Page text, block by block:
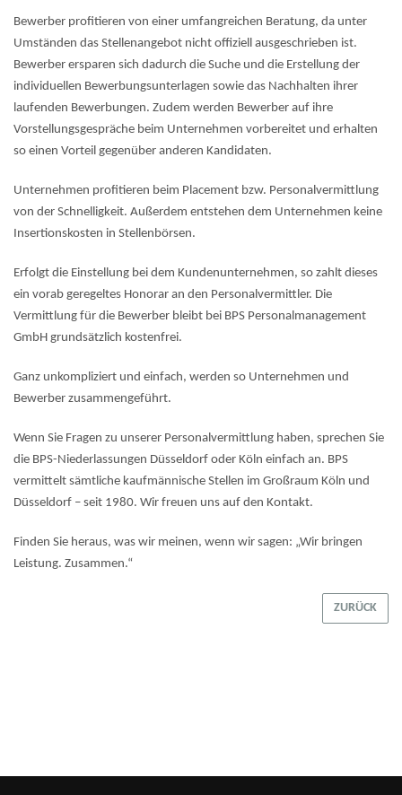
Bewerber profitieren von einer umfangreichen Beratung, da unter
Umständen das Stellenangebot nicht offiziell ausgeschrieben ist.
Bewerber ersparen sich dadurch die Suche und die Erstellung der
individuellen Bewerbungsunterlagen sowie das Nachhalten ihrer
laufenden Bewerbungen. Zudem werden Bewerber auf ihre
Vorstellungsgespräche beim Unternehmen vorbereitet und erhalten
so einen Vorteil gegenüber anderen Kandidaten.
Unternehmen profitieren beim Placement bzw. Personalvermittlung
von der Schnelligkeit. Außerdem entstehen dem Unternehmen keine
Insertionskosten in Stellenbörsen.
Erfolgt die Einstellung bei dem Kundenunternehmen, so zahlt dieses
ein vorab geregeltes Honorar an den Personalvermittler. Die
Vermittlung für die Bewerber bleibt bei BPS Personalmanagement
GmbH grundsätzlich kostenfrei.
Ganz unkompliziert und einfach, werden so Unternehmen und
Bewerber zusammengeführt.
Wenn Sie Fragen zu unserer Personalvermittlung haben, sprechen Sie
die BPS-Niederlassungen Düsseldorf oder Köln einfach an. BPS
vermittelt sämtliche kaufmännische Stellen im Großraum Köln und
Düsseldorf – seit 1980. Wir freuen uns auf den Kontakt.
Finden Sie heraus, was wir meinen, wenn wir sagen: „Wir bringen
Leistung. Zusammen.“
ZURÜCK